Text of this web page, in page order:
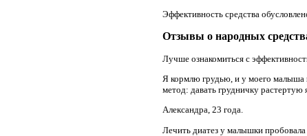
Эффективность средства
Отзывы о народных
Лучше ознакомиться с
Я кормлю грудью, и у моего малыша
метод: давать грудничку растертую
Александра, 23 года.
Лечить диатез у малышки